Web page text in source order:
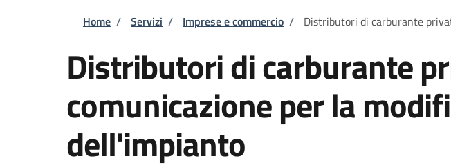
Briciole di pane
Home / Servizi / Imprese e commercio / Distributori di carburante
Distributori di carburante
comunicazione per la
dell'impianto